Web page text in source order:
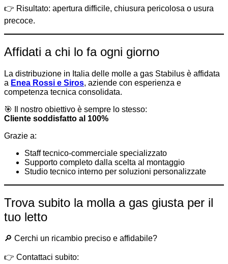
👉 Risultato: apertura difficile, chiusura pericolosa o usura
precoce.
Affidati a chi lo fa ogni giorno
La distribuzione in Italia delle molle a gas Stabilus è affidata
a Enea Rossi e Siros, aziende con esperienza e
competenza tecnica consolidata.
🎯 Il nostro obiettivo è sempre lo stesso:
Cliente soddisfatto al 100%
Grazie a:
Staff tecnico-commerciale specializzato
Supporto completo dalla scelta al montaggio
Studio tecnico interno per soluzioni personalizzate
Trova subito la molla a gas giusta per il
tuo letto
🔎 Cerchi un ricambio preciso e affidabile?
👉 Contattaci subito: